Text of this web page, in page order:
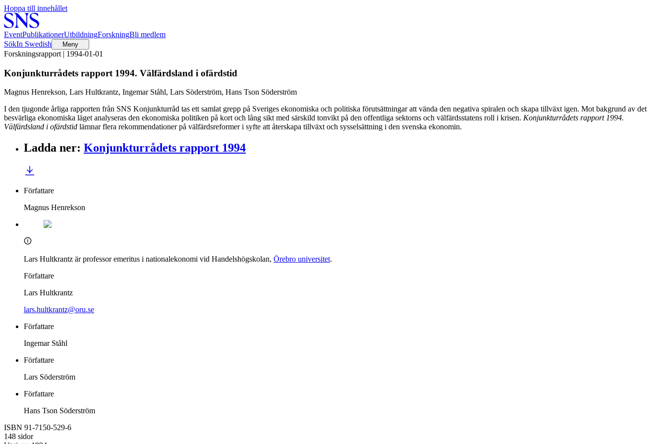
Hoppa till innehållet
EventPublikationerUtbildningForskningBli medlem
SökIn Swedish Meny
Forskningsrapport | 1994-01-01
Konjunkturrådets rapport 1994. Välfärdsland i ofärdstid
Magnus Henrekson, Lars Hultkrantz, Ingemar Ståhl, Lars Söderström, Hans Tson Söderström
I den tjugonde årliga rapporten från SNS Konjunkturråd tas ett samlat grepp på Sveriges ekonomiska och politiska förutsättningar att vända den negativa spiralen och skapa tillväxt igen. Mot bakgrund av det
besvärliga ekonomiska läget analyseras den ekonomiska politiken på kort och lång sikt med särskild tonvikt på den offentliga sektorns och välfärdsstatens roll i krisen. Konjunkturrådets rapport 1994.
Välfärdsland i ofärdstid lämnar flera rekommendationer på välfärdsreformer i syfte att återskapa tillväxt och sysselsättning i den svenska ekonomin.
Ladda ner: Konjunkturrådets rapport 1994
Författare
Magnus Henrekson
Lars Hultkrantz är professor emeritus i nationalekonomi vid Handelshögskolan, Örebro universitet.
Författare
Lars Hultkrantz
lars.hultkrantz@oru.se
Författare
Ingemar Ståhl
Författare
Lars Söderström
Författare
Hans Tson Söderström
ISBN 91-7150-529-6
148 sidor